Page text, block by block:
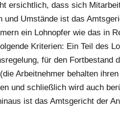
ersichtlich, dass sich
und Umstände ist das
ein Lohnopfer wie das in
Kriterien: Ein Teil des
für den Fortbestand
Arbeitnehmer behalten
und schließlich wird auch
ist das Amtsgericht der